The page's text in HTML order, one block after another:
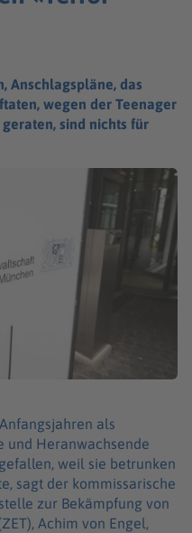
Anschlagspläne, das
wegen der Teenager
sind nichts für
als
und Heranwachsende
weil sie betrunken
sagt der kommissarische
zur Bekämpfung von
Achim von Engel,